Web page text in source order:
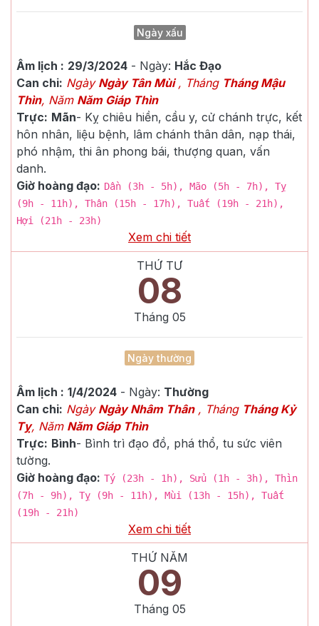
Ngày xấu
Âm lịch : 29/3/2024- Ngày: Hắc Đạo
Can chi: Ngày Ngày Tân Mùi, Tháng Tháng Mậu
Thìn, Năm Năm Giáp Thìn
Trực: Mãn- Kỵ chiêu hiền, cầu y, cử chánh trực, kết
hôn nhân, liệu bệnh, lâm chánh thân dân, nạp thái,
phó nhậm, thi ân phong bái, thượng quan, vấn
danh.
Giờ hoàng đạo: Dần (3h - 5h), Mão (5h - 7h), Tỵ
(9h - 11h), Thân (15h - 17h), Tuất (19h - 21h),
Hợi (21h - 23h)
Xem chi tiết
THỨ TƯ
08
Tháng 05
Ngày thường
Âm lịch : 1/4/2024- Ngày: Thường
Can chi: Ngày Ngày Nhâm Thân, Tháng Tháng Kỷ
Tỵ, Năm Năm Giáp Thìn
Trực: Bình- Bình trì đạo đồ, phá thổ, tu sức viên
tường.
Giờ hoàng đạo: Tý (23h - 1h), Sửu (1h - 3h), Thìn
(7h - 9h), Tỵ (9h - 11h), Mùi (13h - 15h), Tuất
(19h - 21h)
Xem chi tiết
THỨ NĂM
09
Tháng 05